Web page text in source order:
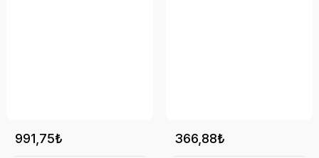
991,75₺ 366,88₺